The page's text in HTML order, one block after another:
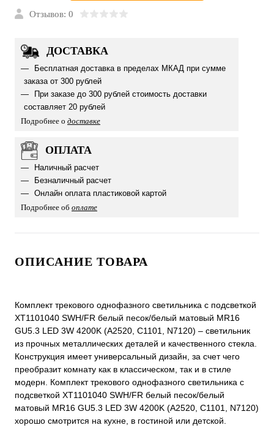
Отзывов: 0
ДОСТАВКА
Бесплатная доставка в пределах МКАД при сумме
заказа от 300 рублей
При заказе до 300 рублей стоимость доставки
составляет 20 рублей
Подробнее о доставке
ОПЛАТА
Наличный расчет
Безналичный расчет
Онлайн оплата пластиковой картой
Подробнее об оплате
ОПИСАНИЕ ТОВАРА
Комплект трекового однофазного светильника с подсветкой
XT1101040 SWH/FR белый песок/белый матовый MR16
GU5.3 LED 3W 4200K (A2520, C1101, N7120) – светильник
из прочных металлических деталей и качественного стекла.
Конструкция имеет универсальный дизайн, за счет чего
преобразит комнату как в классическом, так и в стиле
модерн. Комплект трекового однофазного светильника с
подсветкой XT1101040 SWH/FR белый песок/белый
матовый MR16 GU5.3 LED 3W 4200K (A2520, C1101, N7120)
хорошо смотрится на кухне, в гостиной или детской.